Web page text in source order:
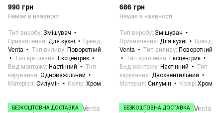
990 грн
Немає в наявності
Тип виробу Змішувач
Призначення Для кухні
Бренд
Venta
Тип виливу Поворотний
Тип кріплення Ексцентрик
Вид монтажу Настінний
Тип
керування Одноважільний
Матеріал Силумін Колір Хром
686 грн
Немає в наявності
Тип виробу Змішувач
Призначення Для кухні
Бренд
Venta
Тип виливу Поворотний
Тип кріплення Ексцентрик
Вид монтажу Настінний
Тип
керування Двохвентильний
Матеріал Силумін Колір Хром
БЕЗКОШТОВНА ДОСТАВКА БЕЗКОШТОВНА ДОСТАВКА